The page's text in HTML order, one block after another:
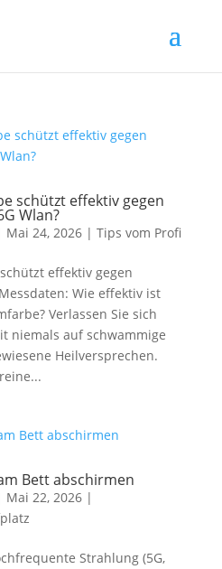
schützt effektiv gegen
Wlan?
Mai 24, 2026| Tips vom Profi
effektiv gegen
Wie effektiv ist
Verlassen Sie sich
niemals auf schwammige
Heilversprechen.
Bett abschirmen
Mai 22, 2026|
Strahlung (5G,